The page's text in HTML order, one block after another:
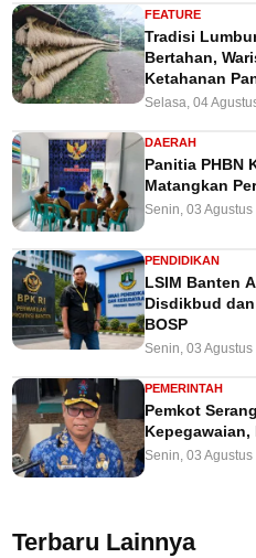
FEATURE
Tradisi
Bertahan,
Ketahanan
Selasa, 04
DAERAH
Panitia PHBN
Matangkan
Senin, 03
PENDIDIKAN
LSIM Banten
Disdikbud dan
BOSP
Senin, 03
PEMERINTAH
Pemkot
Senin, 03
Terbaru Lainnya